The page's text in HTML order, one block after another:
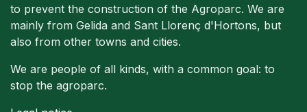
to prevent the construction of the Agroparc. We are
mainly from Gelida and Sant Llorenç d'Hortons, but
also from other towns and cities.
We are people of all kinds, with a common goal: to
stop the agroparc.